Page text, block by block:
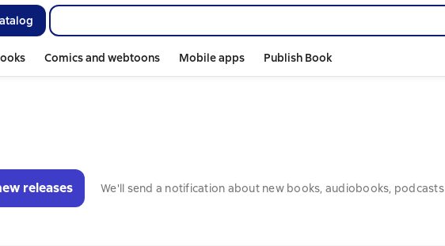
Comics and webtoons Mobile apps Publish Book
releases We'll send a notification about new books, audiobooks, podcasts